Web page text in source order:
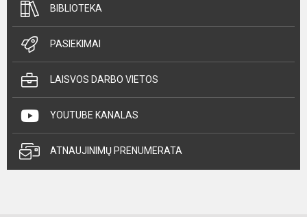
BIBLIOTEKA
PASIEKIMAI
LAISVOS DARBO VIETOS
YOUTUBE KANALAS
ATNAUJINIMŲ PRENUMERATA